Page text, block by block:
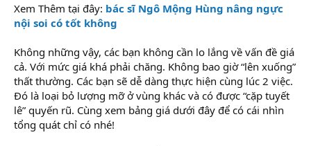
Xem Thêm tại đây: bác sĩ Ngô Mộng Hùng nâng ngực
nội soi có tốt không
Không những vậy, các bạn không cần lo lắng về vấn đề giá
cả. Với mức giá khá phải chăng. Không bao giờ “lên xuống”
thất thường. Các bạn sẽ dễ dàng thực hiện cùng lúc 2 việc.
Đó là loại bỏ lượng mỡ ở vùng khác và có được “cặp tuyết
lê” quyến rũ. Cùng xem bảng giá dưới đây để có cái nhìn
tổng quát chỉ có nhé!